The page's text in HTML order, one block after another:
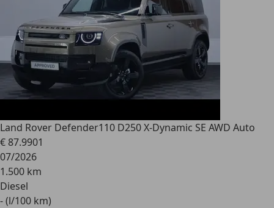
Land Rover Defender110 D250 X-Dynamic SE AWD Auto
€ 87.9901
07/2026
1.500 km
Diesel
- (l/100 km)